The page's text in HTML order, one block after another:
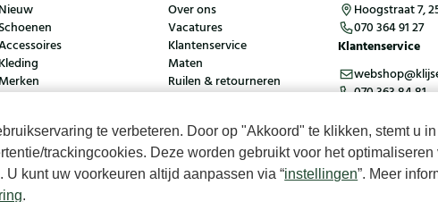
te verbeteren. Door op "Akkoord" te klikken, stemt u
trackingcookies. Deze worden gebruikt voor het
kunt uw voorkeuren altijd aanpassen via “instellingen”. Meer
.
Nieuw
Kleding
Over ons
Vacatures
Klantenservice
Maten
Ruilen & retourneren
Hoogstraat 7,
070 364 91 27
Klantenservice
070 363 84 81
PrivacyverklaringCookiesAlgemene voorwaarden